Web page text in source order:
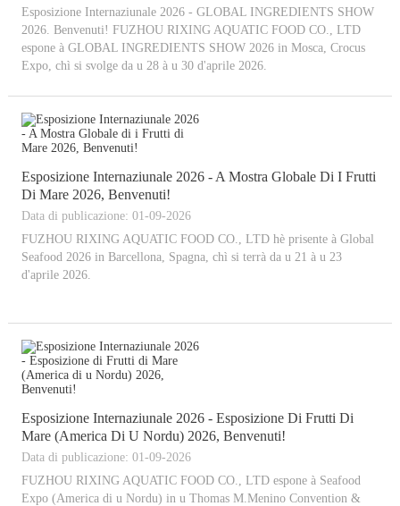
Esposizione Internaziunale 2026 - GLOBAL INGREDIENTS SHOW
2026. Benvenuti! FUZHOU RIXING AQUATIC FOOD CO., LTD
espone à GLOBAL INGREDIENTS SHOW 2026 in Mosca, Crocus
Expo, chì si svolge da u 28 à u 30 d'aprile 2026.
Esposizione Internaziunale 2026 - A Mostra Globale Di I Frutti
Di Mare 2026, Benvenuti!
Data di publicazione: 01-09-2026
FUZHOU RIXING AQUATIC FOOD CO., LTD hè prisente à Global
Seafood 2026 in Barcellona, ​​Spagna, chì si terrà da u 21 à u 23
d'aprile 2026.
Esposizione Internaziunale 2026 - Esposizione Di Frutti Di
Mare (America Di U Nordu) 2026, Benvenuti!
Data di publicazione: 01-09-2026
FUZHOU RIXING AQUATIC FOOD CO., LTD espone à Seafood
Expo (America di u Nordu) in u Thomas M.Menino Convention &